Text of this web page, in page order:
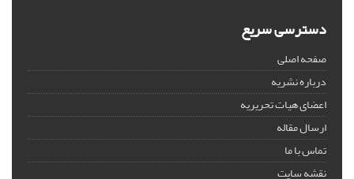
دسترسی سریع
صفحه اصلی
درباره نشریه
اعضای هیات تحریریه
ارسال مقاله
تماس با ما
نقشه سایت